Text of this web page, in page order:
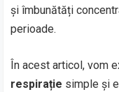
și îmbunătăți
perioade.
În acest articol, vom
respirație simple și